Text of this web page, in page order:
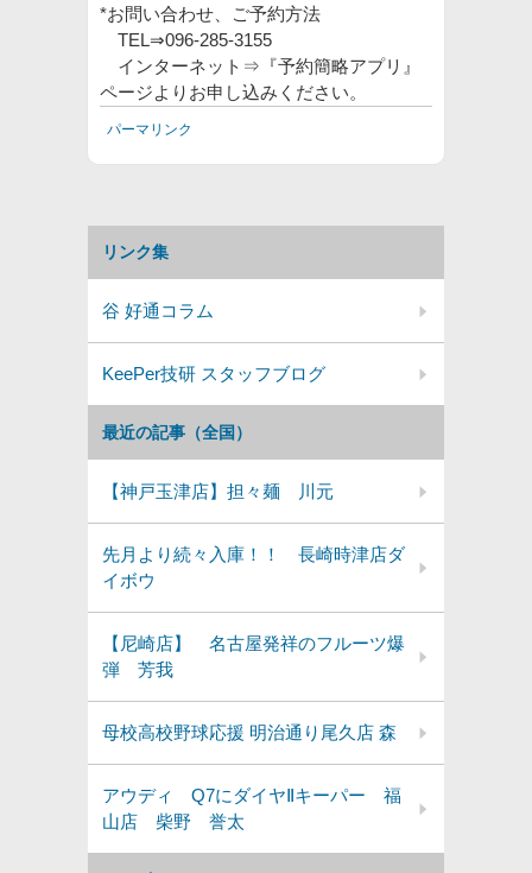
*お問い合わせ、ご予約方法
TEL⇒096-285-3155
インターネット⇒『予約簡略アプリ』
ページよりお申し込みください。
パーマリンク
最近の記事（全国）
【神戸玉津店】担々麺 川元
先月より続々入庫！！ 長崎時津店ダ
イボウ
【尼崎店】 名古屋発祥のフルーツ爆
弾 芳我
母校高校野球応援 明治通り尾久店 森
アウディ Q7にダイヤⅡキーパー 福
山店 柴野 誉太
リンク集
谷 好通コラム
KeePer技研 スタッフブログ